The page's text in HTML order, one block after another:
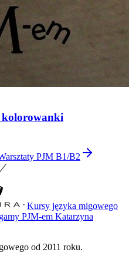
kolorowanki
PJM B1/B2
Kursy języka migowego
PJM-em Katarzyna
od 2011 roku.